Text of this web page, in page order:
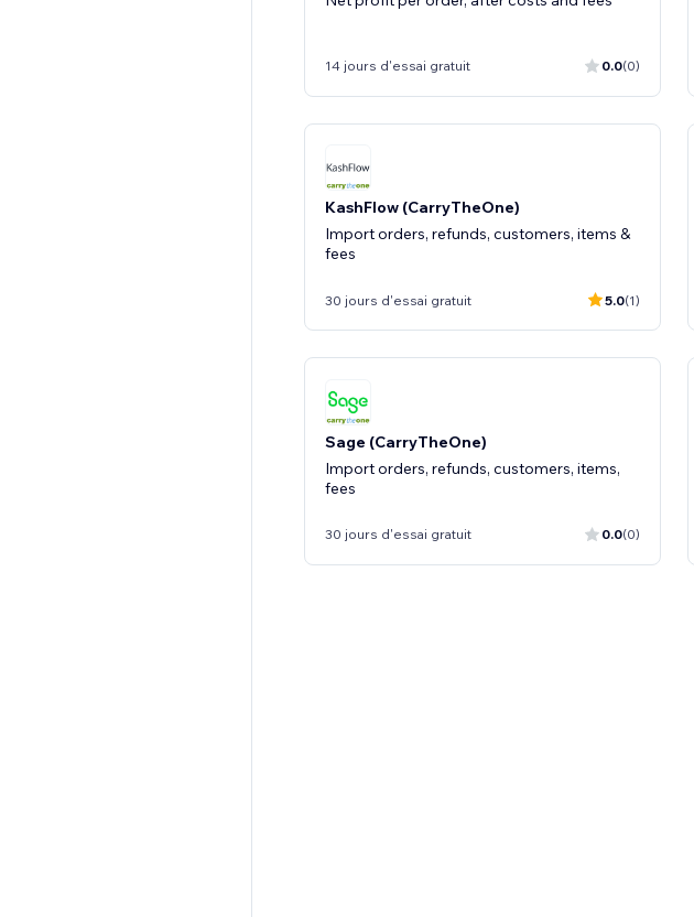
14 jours d'essai gratuit 0.0(0)
KashFlow (CarryTheOne)
Import orders, refunds, customers, items &
fees
30 jours d'essai gratuit 5.0(1)
Sage (CarryTheOne)
Import orders, refunds, customers, items,
fees
30 jours d'essai gratuit 0.0(0)